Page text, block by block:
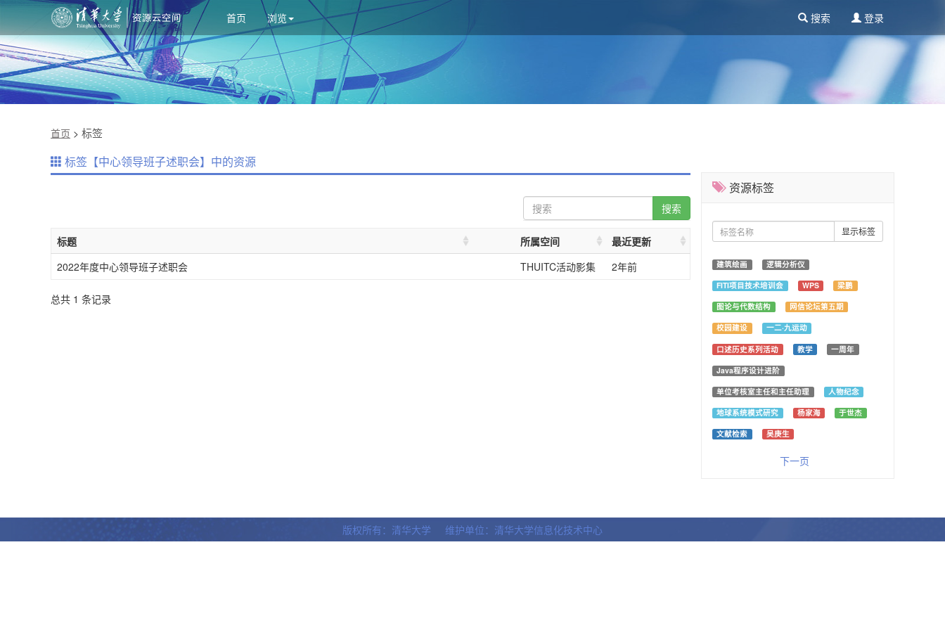
首页 浏览 搜索 登录
首页 > 标签
标签【中心领导班子述职会】中的资源
搜索
标题 所属空间
最近更新
2022年度中心领导班子述职会
THUITC活动影集 2年前
总共 1 条记录
资源标签
显示标签
建筑绘画 逻辑分析仪
FITI项目技术培训会 WPS 梁鹏
图论与代数结构 网信论坛第五期
校园建设 一二·九运动
口述历史系列活动 教学 一周年
Java程序设计进阶
单位考核室主任和主任助理 人物纪念
地球系统模式研究 杨家海 于世杰
文献检索 吴庚生
下一页
版权所有：清华大学 维护单位：清华大学信息化技术中心